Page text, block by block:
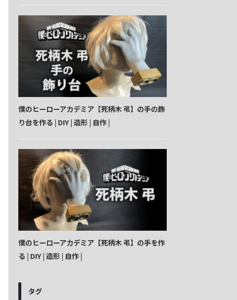
僕のヒーローアカデミア【死柄木 弔】の手の飾
り台を作る | DIY | 造形 | 自作 |
僕のヒーローアカデミア【死柄木 弔】の手を作
る | DIY | 造形 | 自作 |
タグ